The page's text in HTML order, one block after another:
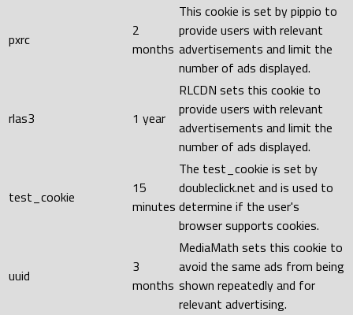
pxrc
2
months
This cookie is set by pippio to
provide users with relevant
advertisements and limit the
number of ads displayed.
rlas3 1 year
RLCDN sets this cookie to
provide users with relevant
advertisements and limit the
number of ads displayed.
test_cookie
15
minutes
The test_cookie is set by
doubleclick.net and is used to
determine if the user's
browser supports cookies.
uuid
3
months
MediaMath sets this cookie to
avoid the same ads from being
shown repeatedly and for
relevant advertising.